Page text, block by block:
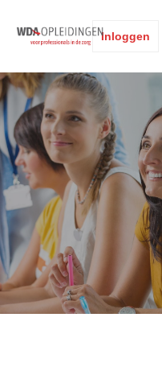
Inloggen